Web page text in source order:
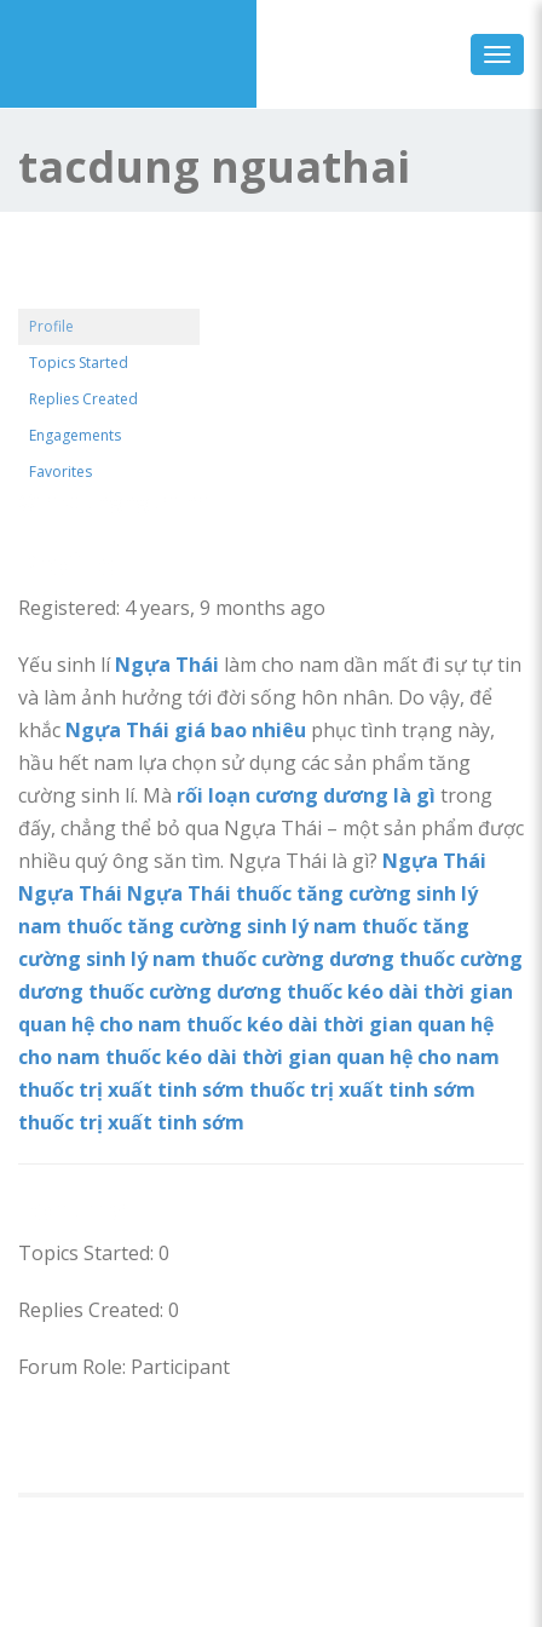
tacdung nguathai
Profile
Topics Started
Replies Created
Engagements
Favorites
Registered: 4 years, 9 months ago
Yếu sinh líNgựa Thái làm cho nam dần mất đi sự tự tin
và làm ảnh hưởng tới đời sống hôn nhân. Do vậy, để
khắc Ngựa Thái giá bao nhiêu phục tình trạng này,
hầu hết nam lựa chọn sử dụng các sản phẩm tăng
cường sinh lí. Mà rối loạn cương dương là gì trong
đấy, chẳng thể bỏ qua Ngựa Thái – một sản phẩm được
nhiều quý ông săn tìm. Ngựa Thái là gì? Ngựa Thái
Ngựa Thái Ngựa Thái thuốc tăng cường sinh lý
nam thuốc tăng cường sinh lý nam thuốc tăng
cường sinh lý nam thuốc cường dương thuốc cường
dương thuốc cường dương thuốc kéo dài thời gian
quan hệ cho nam thuốc kéo dài thời gian quan hệ
cho nam thuốc kéo dài thời gian quan hệ cho nam
thuốc trị xuất tinh sớm thuốc trị xuất tinh sớm
thuốc trị xuất tinh sớm
Topics Started: 0
Replies Created: 0
Forum Role: Participant